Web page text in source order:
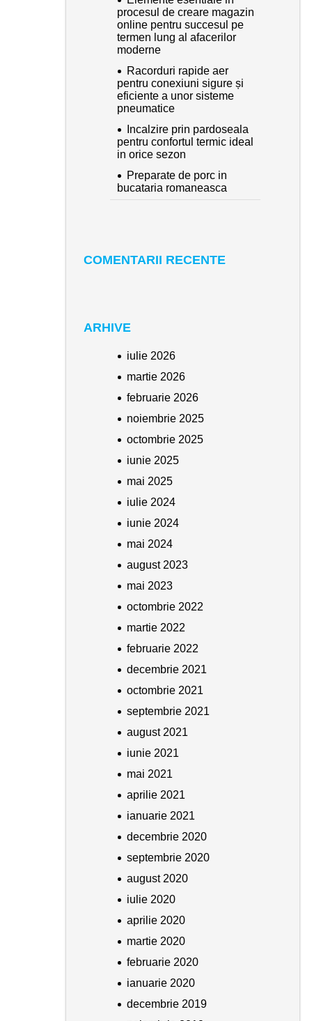
procesul de creare magazin
online pentru succesul pe
termen lung al afacerilor
moderne
Racorduri rapide aer
pentru conexiuni sigure și
eficiente a unor sisteme
pneumatice
Incalzire prin pardoseala
pentru confortul termic ideal
in orice sezon
Preparate de porc in
bucataria romaneasca
COMENTARII RECENTE
ARHIVE
iulie 2026
martie 2026
februarie 2026
noiembrie 2025
octombrie 2025
iunie 2025
mai 2025
iulie 2024
iunie 2024
mai 2024
august 2023
mai 2023
octombrie 2022
martie 2022
februarie 2022
decembrie 2021
octombrie 2021
septembrie 2021
august 2021
iunie 2021
mai 2021
aprilie 2021
ianuarie 2021
decembrie 2020
septembrie 2020
august 2020
iulie 2020
aprilie 2020
martie 2020
februarie 2020
ianuarie 2020
decembrie 2019